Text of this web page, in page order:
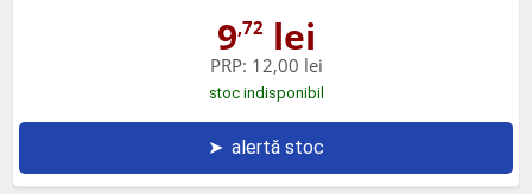
9,72lei
PRP: 12,00 lei
stoc indisponibil
➤ alertă stoc